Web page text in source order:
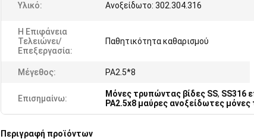
Υλικό: Ανοξείδωτο: 302.304.316
Η Επιφάνεια
Τελειώνει/
Επεξεργασία:
Παθητικότητα καθαρισμού
Μέγεθος: PA2.5*8
Επισημαίνω: Μόνες τρυπώντας βίδες SS, SS316
PA2.5x8 μαύρες ανοξείδωτες
Περιγραφή προϊόντων